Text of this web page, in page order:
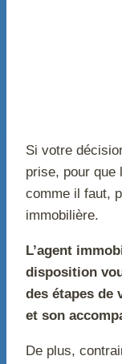
Si votre
prise, pour que
comme il faut,
immobilière.
L’agent
disposition
des étapes de
et son
De plus,